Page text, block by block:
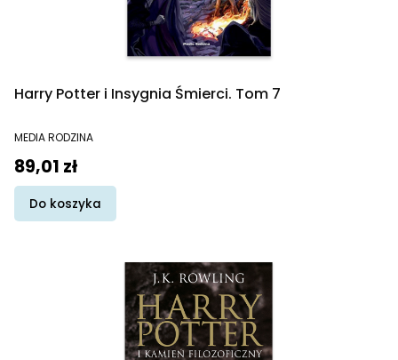
Harry Potter i Insygnia Śmierci. Tom 7
PRODUCENT
MEDIA RODZINA
Cena
89,01 zł
Do koszyka